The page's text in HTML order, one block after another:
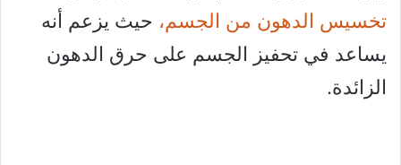
تخسيس الدهون من الجسم، حيث يزعم أنه
يساعد في تحفيز الجسم على حرق الدهون
الزائدة.